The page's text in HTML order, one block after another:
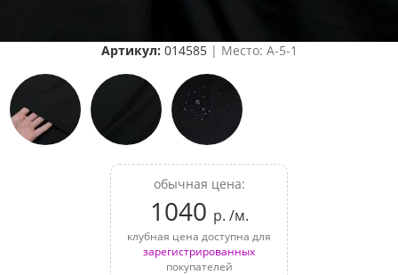
Артикул: 014585| Место: A-5-1
обычная цена:
1040 р. /м.
клубная цена доступна для
зарегистрированных
покупателей